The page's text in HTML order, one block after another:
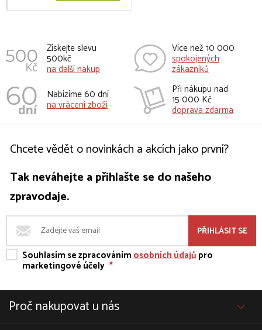
Získejte slevu
500kč
na další nakup
Více než 10 000
spokojených
zákazníků
Nabízíme 60 dní
na vrácení zboží
Při nákupu nad
15 000 Kč
doprava zdarma
Chcete vědět o novinkách a akcích jako první?
Tak neváhejte a přihlašte se do našeho
zpravodaje.
PŘIHLÁSIT SE
Souhlasím se zpracovánímosobních údajůpro
marketingové účely *
Proč nakupovat u nás